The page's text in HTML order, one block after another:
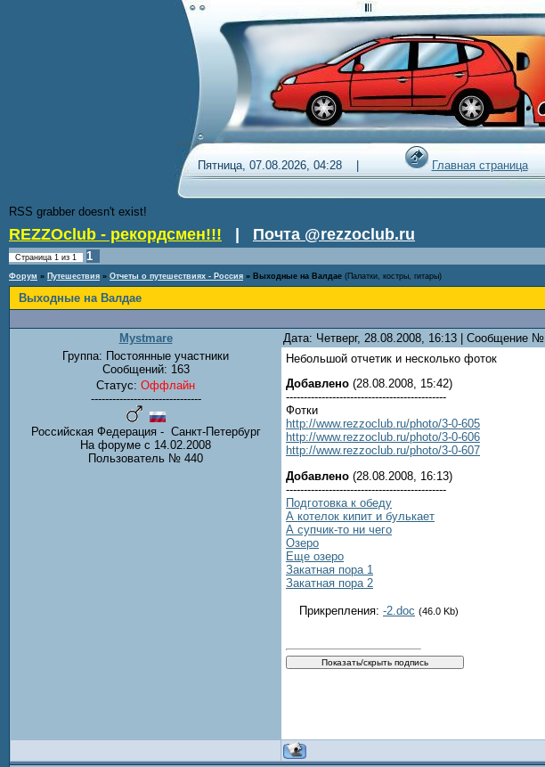
Пятница, 07.08.2026, 04:28 | Главная страница
RSS grabber doesn't exist!
REZZOclub - рекордсмен!!! Почта @rezzoclub.ru
Страница 1 из 1 1
Форум » Путешествия » Отчеты о путешествиях - Россия » Выходные на Валдае (Палатки, костры, гитары)
Выходные на Валдае
Mystmare Дата: Четверг, 28.08.2008, 16:13 | Сообщение №
Группа: Постоянные участники
Сообщений: 163
Статус: Оффлайн
-------------------------------
Российская Федерация - Санкт-Петербург
На форуме с 14.02.2008
Пользователь № 440
Небольшой отчетик и несколько фоток
Добавлено (28.08.2008, 15:42)
---------------------------------------------
Фотки
http://www.rezzoclub.ru/photo/3-0-605
http://www.rezzoclub.ru/photo/3-0-606
http://www.rezzoclub.ru/photo/3-0-607
Добавлено (28.08.2008, 16:13)
---------------------------------------------
Подготовка к обеду
А котелок кипит и булькает
А супчик-то ни чего
Озеро
Еще озеро
Закатная пора 1
Закатная пора 2
Прикрепления: -2.doc (46.0 Kb)